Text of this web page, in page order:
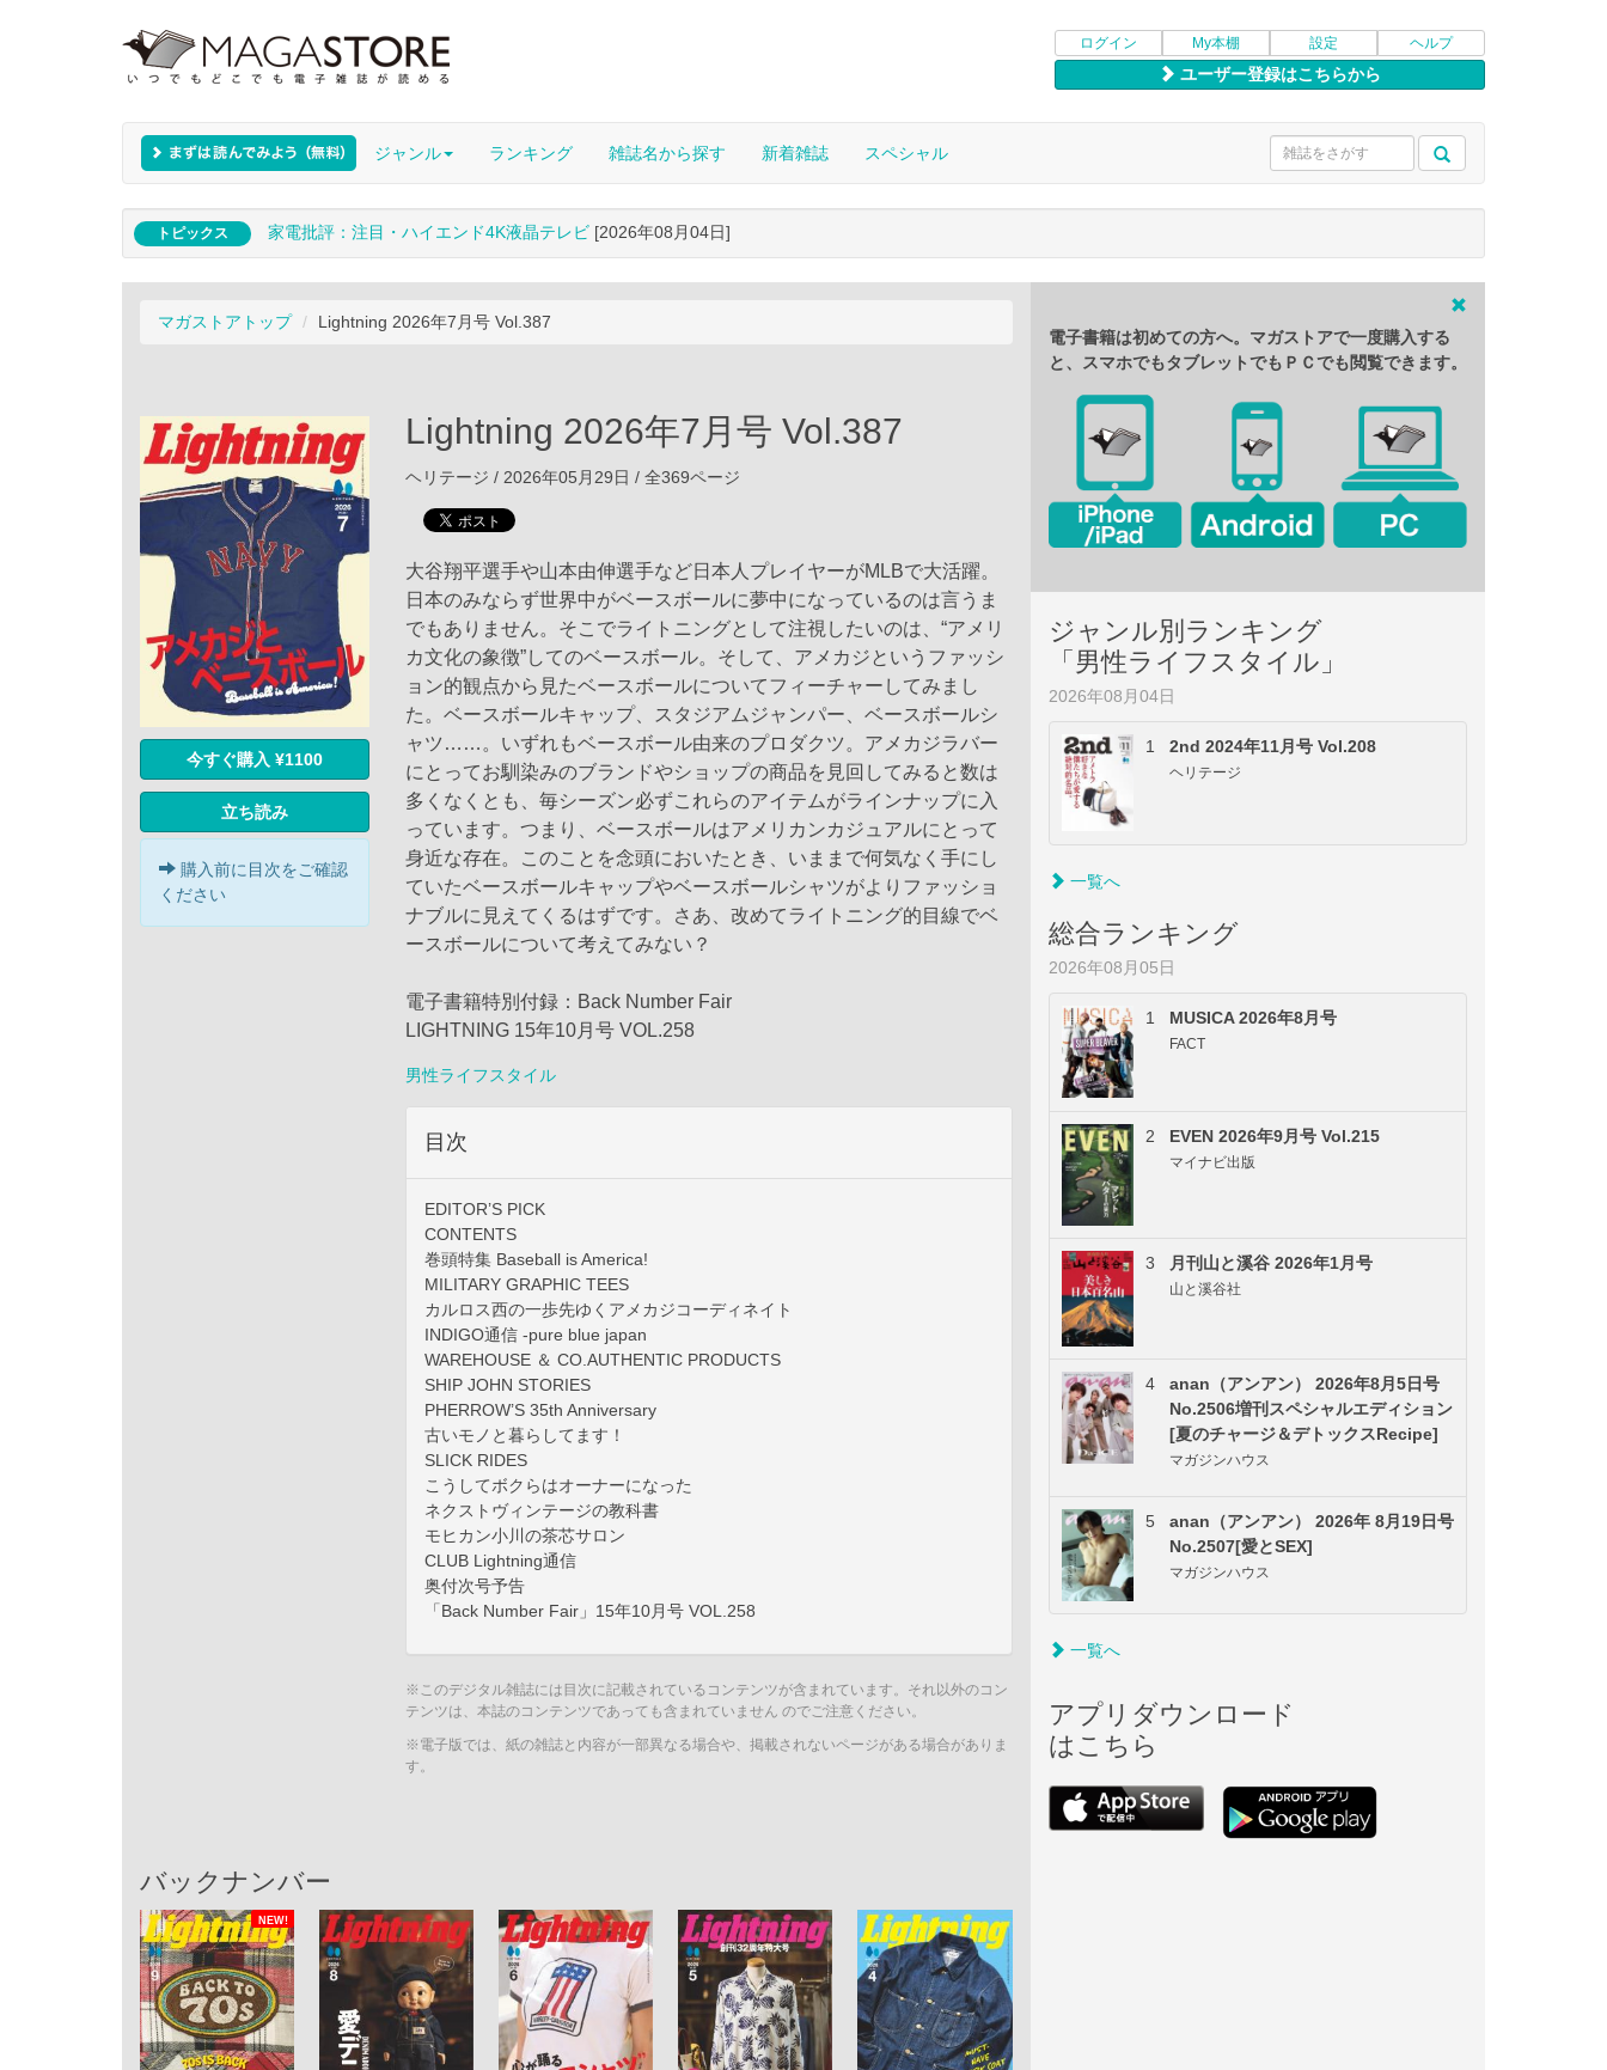
ログイン My本棚 設定 ヘルプ
ユーザー登録はこちらから
ジャンル ランキング 雑誌名から探す 新着雑誌 スペシャル
トピックス 家電批評：注目・ハイエンド4K液晶テレビ [2026年08月04日]
マガストアトップ Lightning 2026年7月号 Vol.387
今すぐ購入 ¥1100
立ち読み
購入前に目次をご確認
ください
Lightning 2026年7月号 Vol.387
ヘリテージ / 2026年05月29日 / 全369ページ
大谷翔平選手や山本由伸選手など日本人プレイヤーがMLBで大活躍。
日本のみならず世界中がベースボールに夢中になっているのは言うま
でもありません。そこでライトニングとして注視したいのは、“アメリ
カ文化の象徴”してのベースボール。そして、アメカジというファッシ
ョン的観点から見たベースボールについてフィーチャーしてみまし
た。ベースボールキャップ、スタジアムジャンパー、ベースボールシ
ャツ……。いずれもベースボール由来のプロダクツ。アメカジラバー
にとってお馴染みのブランドやショップの商品を見回してみると数は
多くなくとも、毎シーズン必ずこれらのアイテムがラインナップに入
っています。つまり、ベースボールはアメリカンカジュアルにとって
身近な存在。このことを念頭においたとき、いままで何気なく手にし
ていたベースボールキャップやベースボールシャツがよりファッショ
ナブルに見えてくるはずです。さあ、改めてライトニング的目線でベ
ースボールについて考えてみない？
電子書籍特別付録：Back Number Fair
LIGHTNING 15年10月号 VOL.258
男性ライフスタイル
目次
EDITOR’S PICK
CONTENTS
巻頭特集 Baseball is America!
MILITARY GRAPHIC TEES
カルロス西の一歩先ゆくアメカジコーディネイト
INDIGO通信 -pure blue japan
WAREHOUSE ＆ CO.AUTHENTIC PRODUCTS
SHIP JOHN STORIES
PHERROW’S 35th Anniversary
古いモノと暮らしてます！
SLICK RIDES
こうしてボクらはオーナーになった
ネクストヴィンテージの教科書
モヒカン小川の茶芯サロン
CLUB Lightning通信
奥付次号予告
「Back Number Fair」15年10月号 VOL.258
※このデジタル雑誌には目次に記載されているコンテンツが含まれています。それ以外のコン
テンツは、本誌のコンテンツであっても含まれていません のでご注意ください。
※電子版では、紙の雑誌と内容が一部異なる場合や、掲載されないページがある場合がありま
す。
バックナンバー
NEW!
電子書籍は初めての方へ。マガストアで一度購入する
と、スマホでもタブレットでもＰＣでも閲覧できます。
ジャンル別ランキング
「男性ライフスタイル」
2026年08月04日
1 2nd 2024年11月号 Vol.208
ヘリテージ
一覧へ
総合ランキング
2026年08月05日
1 MUSICA 2026年8月号
FACT
2 EVEN 2026年9月号 Vol.215
マイナビ出版
3 月刊山と溪谷 2026年1月号
山と溪谷社
4
anan（アンアン） 2026年8月5日号
No.2506増刊スペシャルエディション
[夏のチャージ＆デトックスRecipe]
マガジンハウス
5
anan（アンアン） 2026年 8月19日号
No.2507[愛とSEX]
マガジンハウス
一覧へ
アプリダウンロード
はこちら